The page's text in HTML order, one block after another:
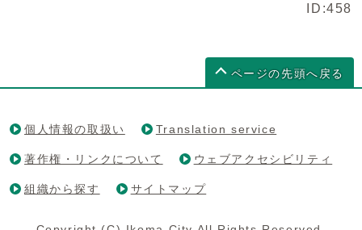
ID:458
ページの先頭へ戻る
個人情報の取扱い Translation service
著作権・リンクについて ウェブアクセシビリティ
組織から探す サイトマップ